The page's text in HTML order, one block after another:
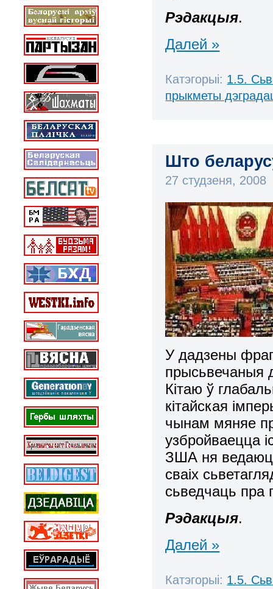
Рэдакцыя.
Далей »
Катэгорыі: 1.5.
прыкметы
Што
27 студзеня, 2008
У дадзены
прысьвечаныя
Кітаю ў
кітайская
чынам мяняе
узбройваецца
ЗША ня
сваіх
сьведчаць пра
Рэдакцыя.
Далей »
Катэгорыі: 1.5.